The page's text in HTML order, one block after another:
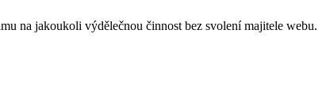
na jakoukoli výdělečnou činnost bez svolení majitele webu.